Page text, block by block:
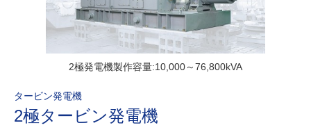
2極発電機製作容量:10,000～76,800kVA
タービン発電機
2極タービン発電機